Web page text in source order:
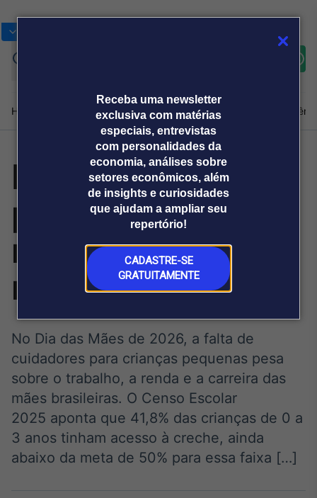
Receba uma newsletter
exclusiva com matérias
especiais, entrevistas
com personalidades da
economia, análises sobre
setores econômicos, além
de insights e curiosidades
que ajudam a ampliar seu
repertório!
CADASTRE-SE
GRATUITAMENTE
Home Produtos e soluçõesNotíciasBlogWeekend
Plataformas
Broadcast
Broadcast+
O mercado
financeiro em
tempo real
Broadcast
Agro
agronegócio
Broadcast
Político
Os bastidores da
Sobre nós Releases Broadcast
Prêmio Broadcast
Analistas
Prêmio Broadcast
Empresas
Agências de
comunicação
Releases
Falta de creche
pesa na renda e
na carreira das
mães
No Dia das Mães de 2026, a falta de
cuidadores para crianças pequenas pesa
sobre o trabalho, a renda e a carreira das
mães brasileiras. O Censo Escolar
2025 aponta que 41,8% das crianças de 0 a
3 anos tinham acesso à creche, ainda
abaixo da meta de 50% para essa faixa […]